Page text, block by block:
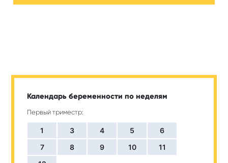
Календарь беременности по неделям
Первый триместр:
1 3 4 5
6
7
8 9 10
11